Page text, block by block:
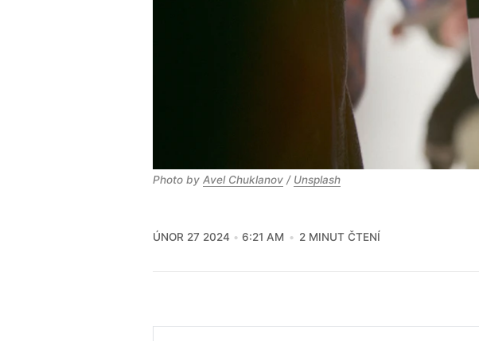
Photo by Avel Chuklanov / Unsplash
ÚNOR 27 2024 6:21 AM 2 MINUT ČTENÍ